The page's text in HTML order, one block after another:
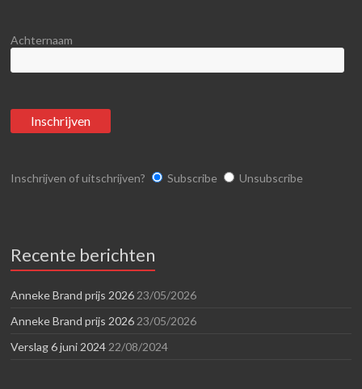
Achternaam
Inschrijven of uitschrijven? Subscribe Unsubscribe
Recente berichten
Anneke Brand prijs 2026 23/05/2026
Anneke Brand prijs 2026 23/05/2026
Verslag 6 juni 2024 22/08/2024